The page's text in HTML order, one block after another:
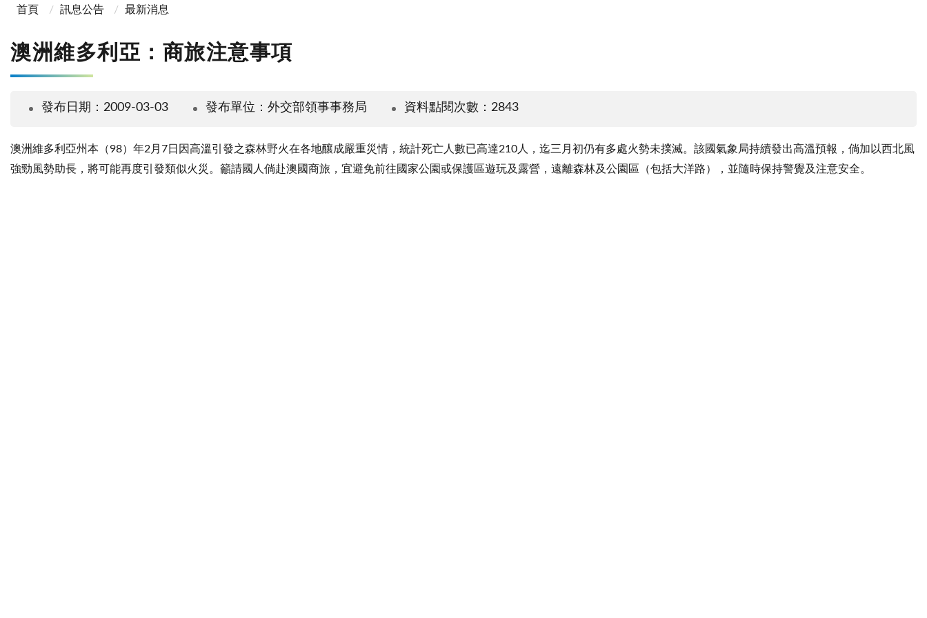
首頁 訊息公告 最新消息
澳洲維多利亞：商旅注意事項
發布日期：2009-03-03 發布單位：外交部領事事務局 資料點閱次數：2843
澳洲維多利亞州本（98）年2月7日因高溫引發之森林野火在各地釀成嚴重災情，統計死亡人數已高達210人，迄三月初仍有多處火勢未撲滅。該國氣象局持續發出高溫預報，倘加以西北風
強勁風勢助長，將可能再度引發類似火災。籲請國人倘赴澳國商旅，宜避免前往國家公園或保護區遊玩及露營，遠離森林及公園區（包括大洋路），並隨時保持警覺及注意安全。